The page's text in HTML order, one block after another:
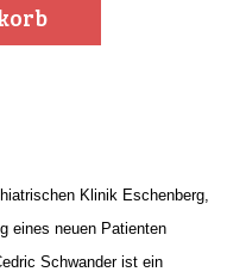
Klinik Eschenberg,
eines neuen Patienten
Schwander ist ein